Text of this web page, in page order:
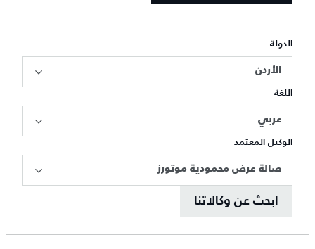
الدولة
الأردن
اللغة
عربي
الوكيل المعتمد
صالة عرض محمودية موتورز
ابحث عن وكالاتنا